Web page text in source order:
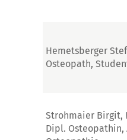
Hemetsberger
Osteopath,
Strohmaier Birgit,
Dipl.